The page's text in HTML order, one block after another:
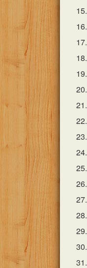
15.
16.
17.
18.
19.
20.
21.
22.
23.
24.
25.
26.
27.
28.
29.
30.
31.